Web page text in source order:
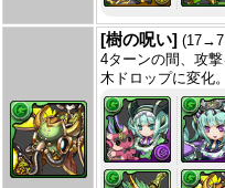
[樹の呪い] (17→7
4ターンの間、攻
木ドロップに変化。